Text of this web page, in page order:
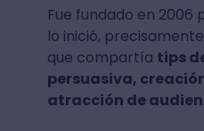
Fue fundado en 2006
lo inició,
que compartía tips
persuasiva,
atracción de